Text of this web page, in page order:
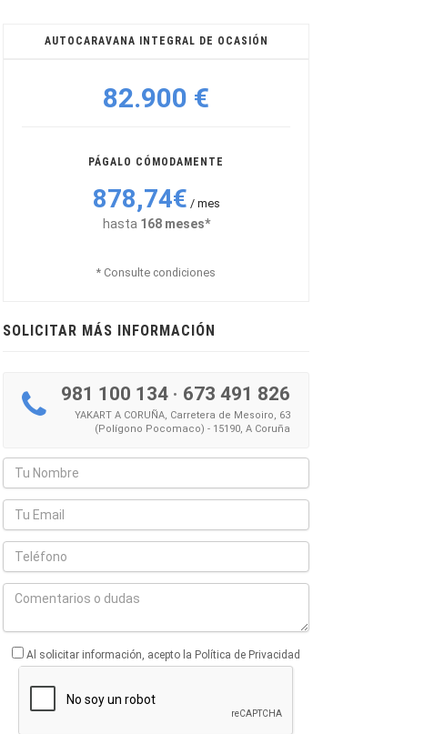
AUTOCARAVANA INTEGRAL DE OCASIÓN
82.900 €
PÁGALO CÓMODAMENTE
878,74€ / mes
hasta 168 meses*
* Consulte condiciones
SOLICITAR MÁS INFORMACIÓN
981 100 134· 673 491 826
YAKART A CORUÑA, Carretera de Mesoiro, 63
(Polígono Pocomaco) - 15190, A Coruña
Al solicitar información, acepto la Política de Privacidad